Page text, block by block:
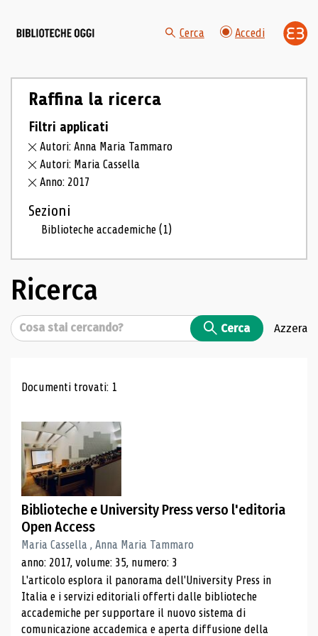
Cerca Accedi
Raffina la ricerca
Filtri applicati
Autori: Anna Maria Tammaro
Autori: Maria Cassella
Anno: 2017
Sezioni
Biblioteche accademiche(1)
Ricerca
Cerca Cerca Azzera
Risultati di ricerca
Documenti trovati: 1
Biblioteche e University Press verso l'editoria
Open Access
Maria Cassella , Anna Maria Tammaro
anno: 2017, volume: 35, numero: 3
L'articolo esplora il panorama dell'University Press in
Italia e i servizi editoriali offerti dalle biblioteche
accademiche per supportare il nuovo sistema di
comunicazione accademica e aperta diffusione della